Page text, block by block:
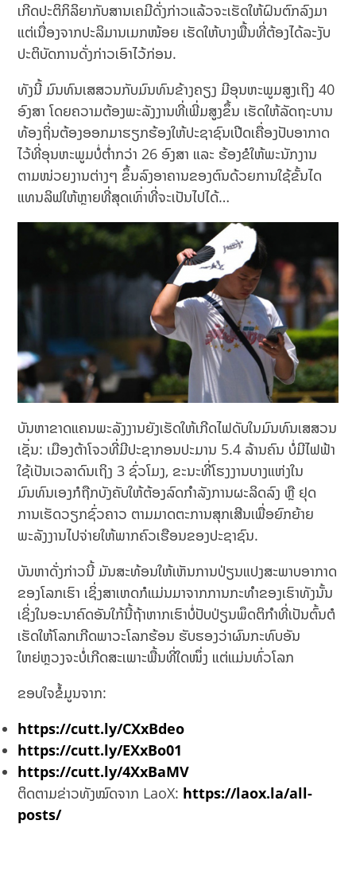
ເກີດປະຕິກິລິຍາກັບສານເຄມີດັ່ງກ່າວແລ້ວຈະເຮັດໃຫ້ຝົນຕົກລົງມາ
ແຕ່ເນື່ອງຈາກປະລິມານເມກໜ້ອຍ ເຮັດໃຫ້ບາງພື້ນທີ່ຕ້ອງໄດ້ລະງັບ
ປະຕິບັດການດັ່ງກ່າວເອົາໄວ້ກ່ອນ.
ທັງນີ້ ມົນທົນເສສວນກັບມົນທົນຂ້າງຄຽງ ມີອຸນຫະພູມສູງເຖິງ 40
ອົງສາ ໂດຍຄວາມຕ້ອງພະລັງງານທີ່ເພີ່ມສູງຂຶ້ນ ເຮັດໃຫ້ລັດຖະບານ
ທ້ອງຖິ່ນຕ້ອງອອກມາຮຽກຮ້ອງໃຫ້ປະຊາຊົນເປີດເຄື່ອງປັບອາກາດ
ໄວ້ທີ່ອຸນຫະພູມບໍ່ຕໍ່າກວ່າ 26 ອົງສາ ແລະ ຮ້ອງຂໍໃຫ້ພະນັກງານ
ຕາມໜ່ວຍງານຕ່າງໆ ຂຶ້ນລົງອາຄານຂອງຕົນດ້ວຍການໃຊ້ຂັ້ນໄດ
ແທນລິຟໃຫ້ຫຼາຍທີ່ສຸດເທົ່າທີ່ຈະເປັນໄປໄດ້…
ບັນຫາຂາດແຄນພະລັງງານຍັງເຮັດໃຫ້ເກີດໄຟດັບໃນມົນທົນເສສວນ
ເຊັ່ນ: ເມືອງຕ້າໂຈວທີ່ມີປະຊາກອນປະມານ 5.4 ລ້ານຄົນ ບໍ່ມີໄຟຟ້າ
ໃຊ້ເປັນເວລາດົນເຖິງ 3 ຊົ່ວໂມງ, ຂະນະທີ່ໂຮງງານບາງແຫ່ງໃນ
ມົນທົນເອງກໍຖືກບັງຄັບໃຫ້ຕ້ອງລົດກໍາລັງການຜະລິດລົງ ຫຼື ຢຸດ
ການເຮັດວຽກຊົ່ວຄາວ ຕາມມາດຕະການສຸກເສີນເພື່ອຍົກຍ້າຍ
ພະລັງງານໄປຈ່າຍໃຫ້ພາກຄົວເຮືອນຂອງປະຊາຊົນ.
ບັນຫາດັ່ງກ່າວນີ້ ມັນສະທ້ອນໃຫ້ເຫັນການປ່ຽນແປງສະພາບອາກາດ
ຂອງໂລກເຮົາ ເຊິ່ງສາເຫດກໍແມ່ນມາຈາກການກະທຳຂອງເຮົາທັງນັ້ນ
ເຊິ່ງໃນອະນາຄົດອັນໃກ້ນີ້ຖ້າຫາກເຮົາບໍ່ປັບປ່ຽນພຶດຕິກໍາທີ່ເປັນຕົ້ນຕໍ
ເຮັດໃຫ້ໂລກເກີດພາວະໂລກຮ້ອນ ຮັບຮອງວ່າຜົນກະທົບອັນ
ໃຫຍ່ຫຼວງຈະບໍ່ເກີດສະເພາະພື້ນທີ່ໃດໜຶ່ງ ແຕ່ແມ່ນທົ່ວໂລກ
ຂອບໃຈຂໍ້ມູນຈາກ:
https://cutt.ly/CXxBdeo
https://cutt.ly/EXxBo01
https://cutt.ly/4XxBaMV
ຕິດຕາມຂ່າວທັງໝົດຈາກ LaoX: https://laox.la/all-
posts/